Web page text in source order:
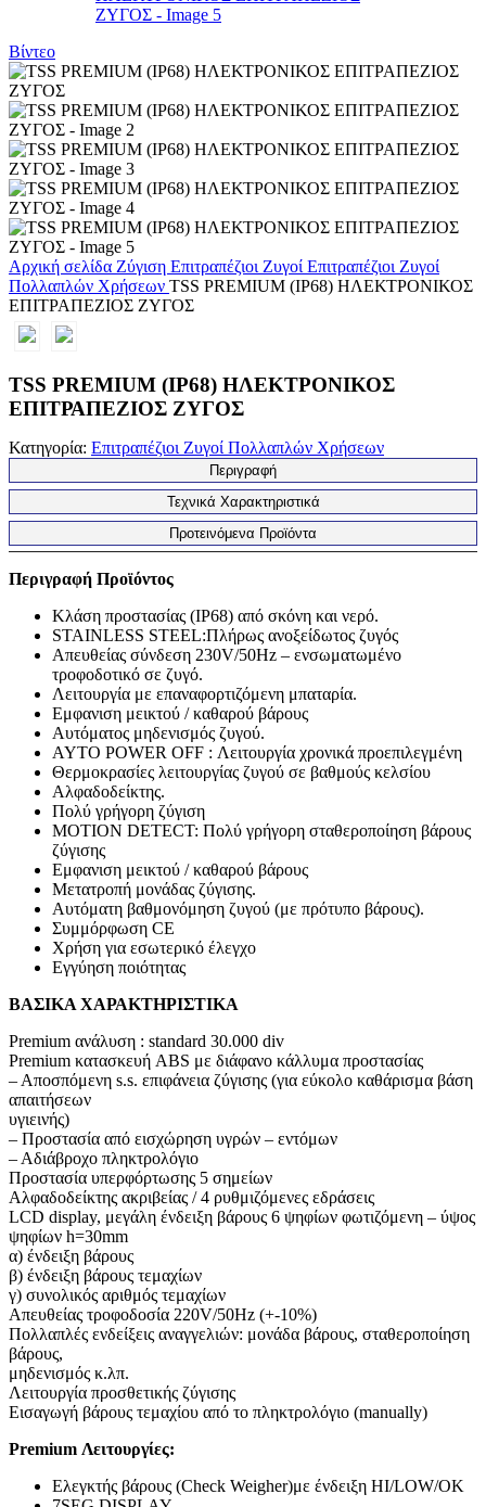
Βίντεο
Αρχική σελίδα Ζύγιση Επιτραπέζιοι Ζυγοί Επιτραπέζιοι Ζυγοί
Πολλαπλών Χρήσεων TSS PREMIUM (IP68) HΛΕΚΤΡΟΝΙΚΟΣ
ΕΠΙΤΡΑΠΕΖΙΟΣ ΖΥΓΟΣ
TSS PREMIUM (IP68) HΛΕΚΤΡΟΝΙΚΟΣ
ΕΠΙΤΡΑΠΕΖΙΟΣ ΖΥΓΟΣ
Κατηγορία: Επιτραπέζιοι Ζυγοί Πολλαπλών Χρήσεων
Περιγραφή
Τεχνικά Χαρακτηριστικά
Προτεινόμενα Προϊόντα
Περιγραφή Προϊόντος
Κλάση προστασίας (ΙΡ68) από σκόνη και νερό.
STAINLESS STEEL:Πλήρως ανοξείδωτος ζυγός
Απευθείας σύνδεση 230V/50Hz – ενσωματωμένο
τροφοδοτικό σε ζυγό.
Λειτουργία με επαναφορτιζόμενη μπαταρία.
Εμφανιση μεικτού / καθαρού βάρους
Αυτόματος μηδενισμός ζυγού.
AYTO POWER OFF : Λειτουργία χρονικά προεπιλεγμένη
Θερμοκρασίες λειτουργίας ζυγού σε βαθμούς κελσίου
Αλφαδοδείκτης.
Πολύ γρήγορη ζύγιση
MOTION DETECΤ: Πολύ γρήγορη σταθεροποίηση βάρους
ζύγισης
Εμφανιση μεικτού / καθαρού βάρους
Μετατροπή μονάδας ζύγισης.
Αυτόματη βαθμονόμηση ζυγού (με πρότυπο βάρους).
Συμμόρφωση CE
Χρήση για εσωτερικό έλεγχο
Εγγύηση ποιότητας
ΒΑΣΙΚΑ ΧΑΡΑΚΤΗΡΙΣΤΙΚΑ
Premium ανάλυση : standard 30.000 div
Premium κατασκευή ABS με διάφανο κάλλυμα προστασίας
– Αποσπόμενη s.s. επιφάνεια ζύγισης (για εύκολο καθάρισμα βάση
απαιτήσεων
υγιεινής)
– Προστασία από εισχώρηση υγρών – εντόμων
– Αδιάβροχο πληκτρολόγιο
Προστασία υπερφόρτωσης 5 σημείων
Αλφαδοδείκτης ακριβείας / 4 ρυθμιζόμενες εδράσεις
LCD display, μεγάλη ένδειξη βάρους 6 ψηφίων φωτιζόμενη – ύψος
ψηφίων h=30mm
α) ένδειξη βάρους
β) ένδειξη βάρους τεμαχίων
γ) συνολικός αριθμός τεμαχίων
Απευθείας τροφοδοσία 220V/50Hz (+-10%)
Πολλαπλές ενδείξεις αναγγελιών: μονάδα βάρους, σταθεροποίηση
βάρους,
μηδενισμός κ.λπ.
Λειτουργία προσθετικής ζύγισης
Εισαγωγή βάρους τεμαχίου από το πληκτρολόγιο (manually)
Premium Λειτουργίες:
Ελεγκτής βάρους (Check Weigher)με ένδειξη HI/LOW/OK